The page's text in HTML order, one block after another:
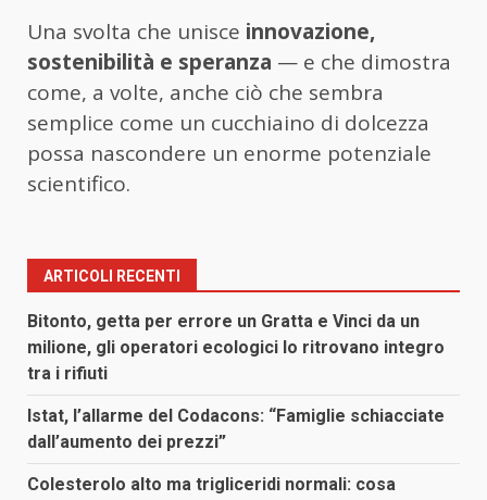
Una svolta che unisce innovazione,
sostenibilità e speranza — e che dimostra
come, a volte, anche ciò che sembra
semplice come un cucchiaino di dolcezza
possa nascondere un enorme potenziale
scientifico.
ARTICOLI RECENTI
Bitonto, getta per errore un Gratta e Vinci da un
milione, gli operatori ecologici lo ritrovano integro
tra i rifiuti
Istat, l’allarme del Codacons: “Famiglie schiacciate
dall’aumento dei prezzi”
Colesterolo alto ma trigliceridi normali: cosa